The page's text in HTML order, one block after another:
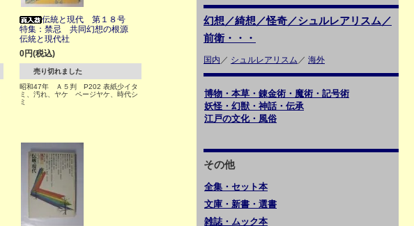
伝統と現代 第１８号
特集：禁忌 共同幻想の根源
伝統と現代社
0円(税込)
売り切れました
昭和47年 Ａ５判 P202 表紙少イタ
ミ、汚れ、ヤケ ページヤケ、時代シ
ミ
幻想／綺想／怪奇／シュルレアリスム／
前衛・・・
国内 ／ シュルレアリスム ／ 海外
博物・本草・錬金術・魔術・記号術
妖怪・幻獣・神話・伝承
江戸の文化・風俗
その他
全集・セット本
文庫・新書・選書
雑誌・ムック本